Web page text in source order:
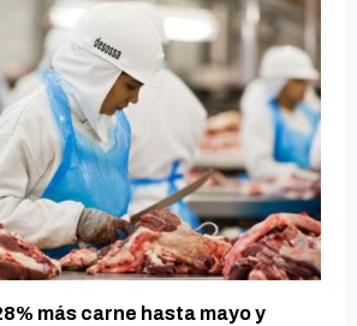
más carne hasta mayo y